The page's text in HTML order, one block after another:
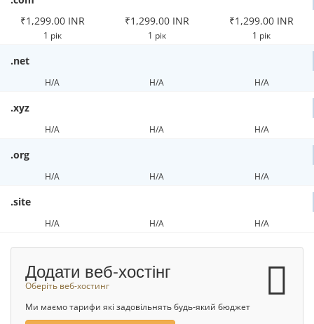
₹1,299.00 INR
1 рік
₹1,299.00 INR
1 рік
₹1,299.00 INR
1 рік
.net
Н/А Н/А Н/А
.xyz
Н/А Н/А Н/А
.org
Н/А Н/А Н/А
.site
Н/А Н/А Н/А
Додати веб-хостінг
Оберіть веб-хостинг
Ми маємо тарифи які задовільнять будь-який бюджет